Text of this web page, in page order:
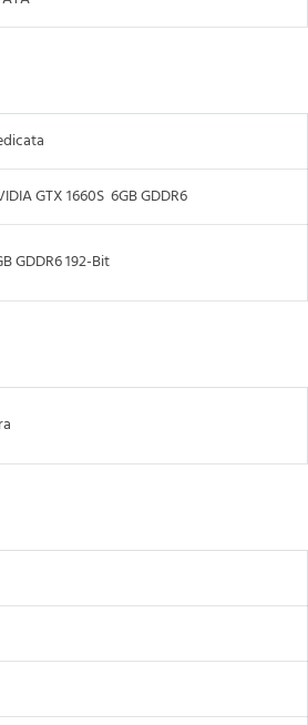
GTX 1660S 6GB GDDR6
GDDR6 192-Bit